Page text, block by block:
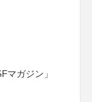
マガジン」